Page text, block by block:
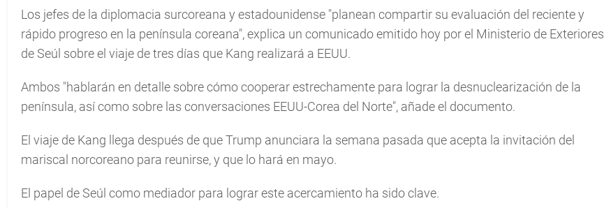
Los jefes de la diplomacia surcoreana y estadounidense "planean compartir su evaluación del reciente y
rápido progreso en la península coreana", explica un comunicado emitido hoy por el Ministerio de Exteriores
de Seúl sobre el viaje de tres días que Kang realizará a EEUU.
Ambos "hablarán en detalle sobre cómo cooperar estrechamente para lograr la desnuclearización de la
península, así como sobre las conversaciones EEUU-Corea del Norte", añade el documento.
El viaje de Kang llega después de que Trump anunciara la semana pasada que acepta la invitación del
mariscal norcoreano para reunirse, y que lo hará en mayo.
El papel de Seúl como mediador para lograr este acercamiento ha sido clave.